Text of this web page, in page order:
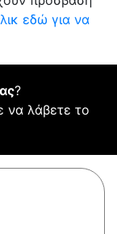
εδώ για να
?
να λάβετε το